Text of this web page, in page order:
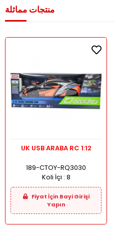
منتجات مماثلة
UK USB ARABA RC 1:12
189-CTOY-RQ3030
Koli İçi : 8
Fiyat İçin Bayi Girişi
Yapın